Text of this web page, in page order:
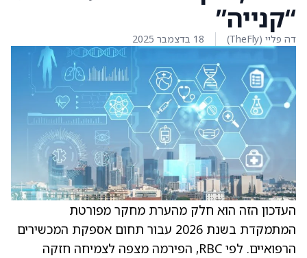
“קנייה”
דה פליי (TheFly) 18 בדצמבר 2025
העדכון הזה הוא חלק מהערת מחקר מפורטת
המתמקדת בשנת 2026 עבור תחום אספקת המכשירים
הרפואיים. לפי RBC, הפירמה מצפה לצמיחה חזקה